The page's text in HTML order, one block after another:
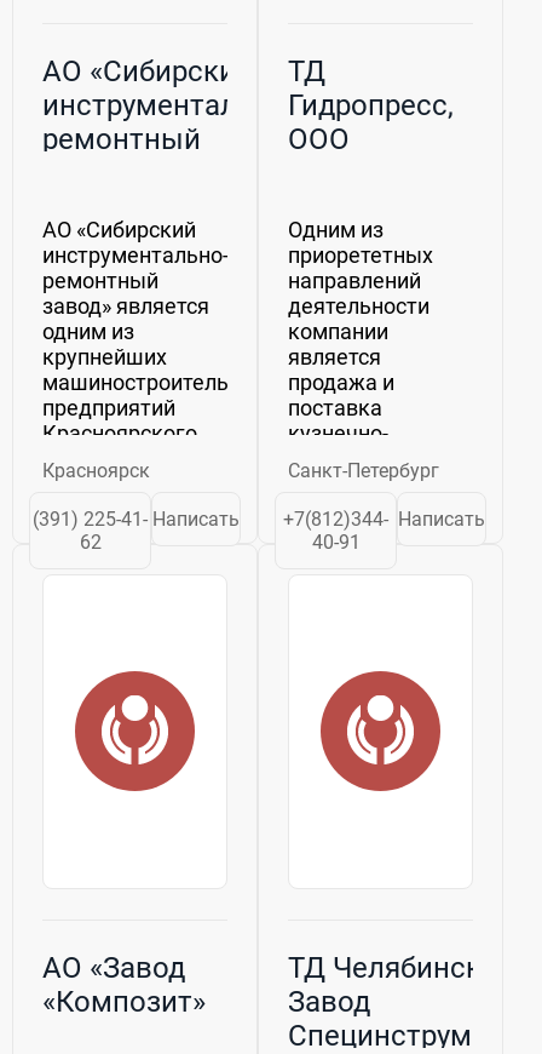
АО «Сибирский
инструментально-
ремонтный
АО «Сибирский
инструментально-
ремонтный
завод» является
одним из
крупнейших
машиностроительных
предприятий
Красноярского
края,
зарекомендовавший
себя, как
надежный
своевременной
качества
предприятиям ...
Красноярск
(391) 225-41-
62
Написать
ТД
Гидропресс,
ООО
Одним из
приорететных
направлений
деятельности
компании
является
продажа и
поставка
кузнечно-
прессового
оборудования,
гидравлических
прессов,
ножниц,
линий, запасных и
составных частей
ко всем станкам
Санкт-Петербург
+7(812)344-
40-91
Написать
АО «Завод
«Композит»
ТД Челябинский
Завод
Специнструмента